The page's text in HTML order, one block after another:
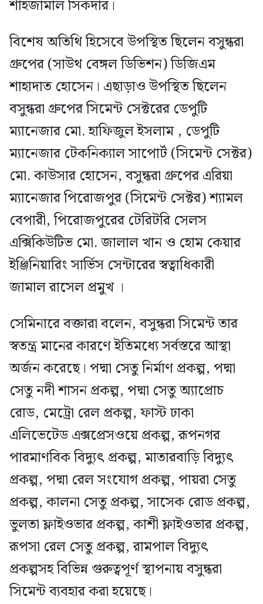
শাহজামাল সিকদার।
বিশেষ অতিথি হিসেবে উপস্থিত ছিলেন বসুন্ধরা
গ্রুপের (সাউথ বেঙ্গল ডিভিশন) ডিজিএম
শাহাদাত হোসেন। এছাড়াও উপস্থিত ছিলেন
বসুন্ধরা গ্রুপের সিমেন্ট সেক্টরের ডেপুটি
ম্যানেজার মো. হাফিজুল ইসলাম , ডেপুটি
ম্যানেজার টেকনিক্যাল সাপোর্ট (সিমেন্ট সেক্টর)
মো. কাউসার হোসেন, বসুন্ধরা গ্রুপের এরিয়া
ম্যানেজার পিরোজপুর (সিমেন্ট সেক্টর) শ্যামল
বেপারী, পিরোজপুরের টেরিটরি সেলস
এক্সিকিউটিভ মো. জালাল খান ও হোম কেয়ার
ইঞ্জিনিয়ারিং সার্ভিস সেন্টারের স্বত্বাধিকারী
জামাল রাসেল প্রমুখ ।
সেমিনারে বক্তারা বলেন, বসুন্ধরা সিমেন্ট তার
স্বতন্ত্র মানের কারণে ইতিমধ্যে সর্বস্তরে আস্থা
অর্জন করেছে। পদ্মা সেতু নির্মাণ প্রকল্প, পদ্মা
সেতু নদী শাসন প্রকল্প, পদ্মা সেতু অ্যাপ্রোচ
রোড, মেট্রো রেল প্রকল্প, ফাস্ট ঢাকা
এলিভেটেড এক্সপ্রেসওয়ে প্রকল্প, রূপনগর
পারমাণবিক বিদ্যুৎ প্রকল্প, মাতারবাড়ি বিদ্যুৎ
প্রকল্প, পদ্মা রেল সংযোগ প্রকল্প, পায়রা সেতু
প্রকল্প, কালনা সেতু প্রকল্প, সাসেক রোড প্রকল্প,
ভুলতা ফ্লাইওভার প্রকল্প, কাশী ফ্লাইওভার প্রকল্প,
রূপসা রেল সেতু প্রকল্প, রামপাল বিদ্যুৎ
প্রকল্পসহ বিভিন্ন গুরুত্বপূর্ণ স্থাপনায় বসুন্ধরা
সিমেন্ট ব্যবহার করা হয়েছে।